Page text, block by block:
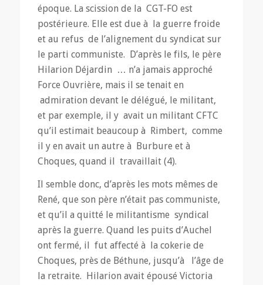
époque. La scission de la CGT-FO est
postérieure. Elle est due à la guerre froide
et au refus de l’alignement du syndicat sur
le parti communiste. D’après le fils, le père
Hilarion Déjardin … n’a jamais approché
Force Ouvrière, mais il se tenait en
admiration devant le délégué, le militant,
et par exemple, il y avait un militant CFTC
qu’il estimait beaucoup à Rimbert, comme
il y en avait un autre à Burbure et à
Choques, quand il travaillait (4).
Il semble donc, d’après les mots mêmes de
René, que son père n’était pas communiste,
et qu’il a quitté le militantisme syndical
après la guerre. Quand les puits d’Auchel
ont fermé, il fut affecté à la cokerie de
Choques, près de Béthune, jusqu’à l’âge de
la retraite. Hilarion avait épousé Victoria